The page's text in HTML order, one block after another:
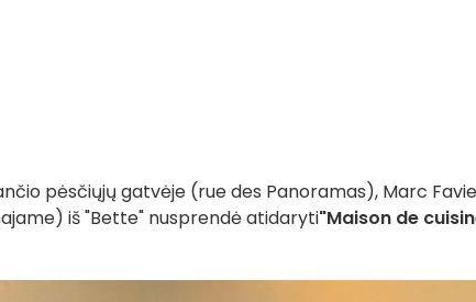
pėsčiųjų gatvėje (rue des Panoramas), Marc
iš "Bette" nusprendė atidaryti"Maison de